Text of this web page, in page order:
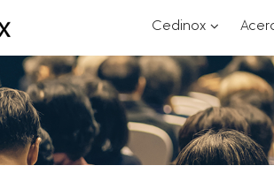
Cedinox???